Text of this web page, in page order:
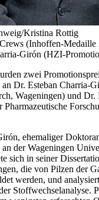
Kristina Rottig
(Inhoffen-Medaille
Girón (HZI-
zwei
Dr. Esteban Charria-
Wageningen) und Dr.
ehemaliger
der Wageningen
sich in seiner
die von Pilzen der
werden, und
Stoffwechselanalyse.